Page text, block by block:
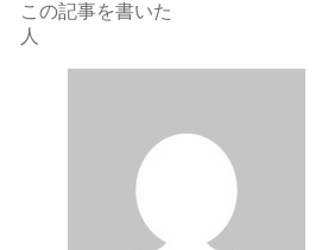
この記事を書いた
人